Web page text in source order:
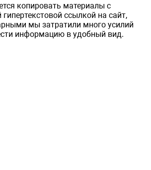
копировать материалы с
гипертекстовой ссылкой на сайт,
мы затратили много усилий
информацию в удобный вид.